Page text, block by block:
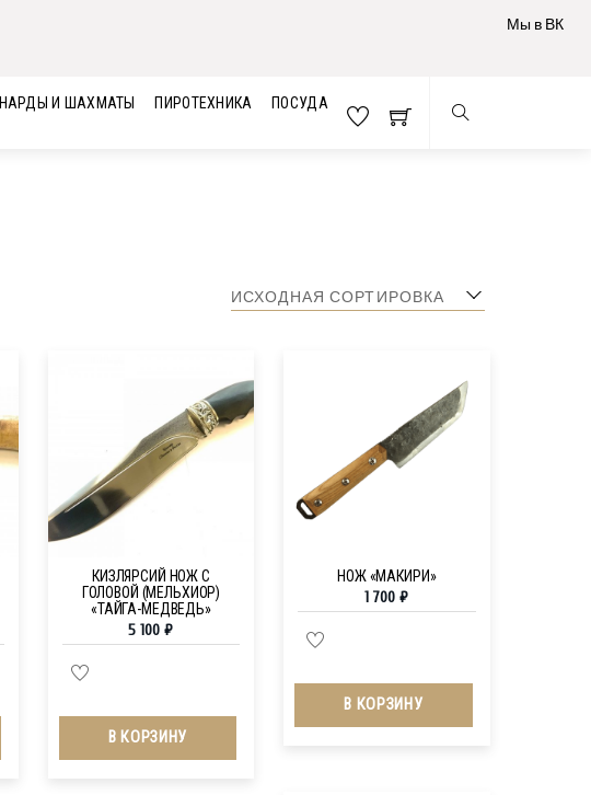
Мы в ВК
НАРДЫ И ШАХМАТЫ ПИРОТЕХНИКА ПОСУДА
КИЗЛЯРСИЙ НОЖ С
ГОЛОВОЙ (МЕЛЬХИОР)
«ТАЙГА-МЕДВЕДЬ»
5 100₽
В КОРЗИНУ
НОЖ «МАКИРИ»
1 700₽
В КОРЗИНУ